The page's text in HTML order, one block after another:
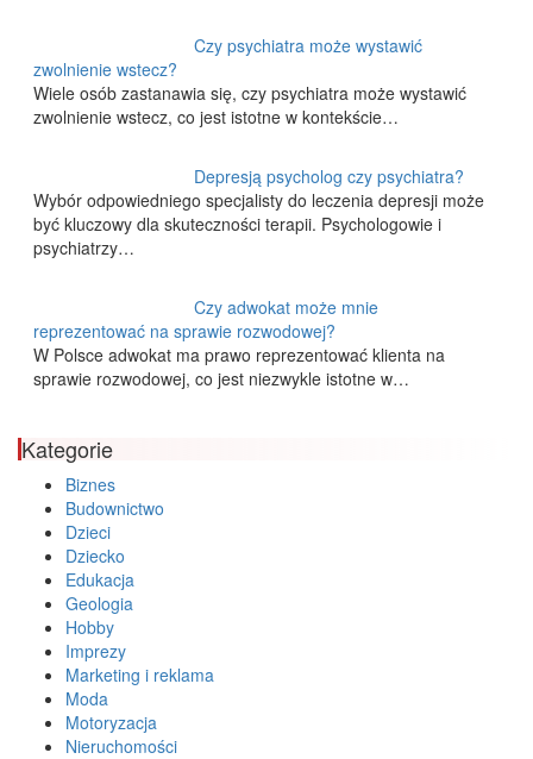
Czy psychiatra może wystawić
zwolnienie wstecz?
Wiele osób zastanawia się, czy psychiatra może wystawić
zwolnienie wstecz, co jest istotne w kontekście…
Depresją psycholog czy psychiatra?
Wybór odpowiedniego specjalisty do leczenia depresji może
być kluczowy dla skuteczności terapii. Psychologowie i
psychiatrzy…
Czy adwokat może mnie
reprezentować na sprawie rozwodowej?
W Polsce adwokat ma prawo reprezentować klienta na
sprawie rozwodowej, co jest niezwykle istotne w…
Kategorie
Biznes
Budownictwo
Dzieci
Dziecko
Edukacja
Geologia
Hobby
Imprezy
Marketing i reklama
Moda
Motoryzacja
Nieruchomości